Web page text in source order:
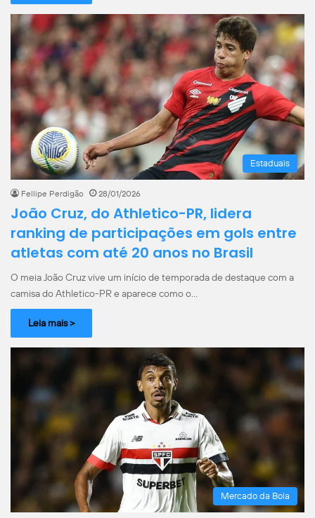
Estaduais
Fellipe Perdigão 28/01/2026
João Cruz, do Athletico-PR, lidera
ranking de participações em gols entre
atletas com até 20 anos no Brasil
O meia João Cruz vive um início de temporada de destaque com a
camisa do Athletico-PR e aparece como o…
Leia mais >
Mercado da Bola